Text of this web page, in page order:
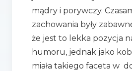
mądry i porywczy.
zachowania były
że jest to lekka pozycja
humoru, jednak jako
miała takiego faceta w